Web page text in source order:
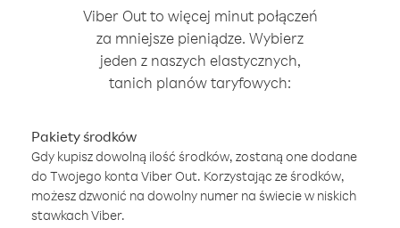
Viber Out to więcej minut połączeń
za mniejsze pieniądze. Wybierz
jeden z naszych elastycznych,
tanich planów taryfowych:
Pakiety środków
Gdy kupisz dowolną ilość środków, zostaną one dodane
do Twojego konta Viber Out. Korzystając ze środków,
możesz dzwonić na dowolny numer na świecie w niskich
stawkach Viber.